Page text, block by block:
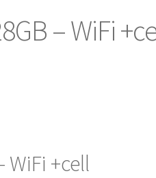
– WiFi
WiFi +cell